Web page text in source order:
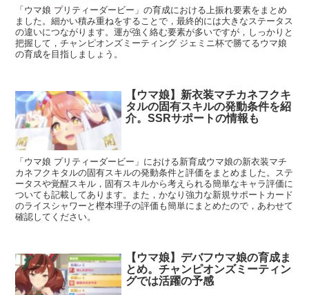
「ウマ娘 プリティーダービー」の育成における上振れ要素をまとめ
ました。細かい積み重ねをすることで，最終的には大きなステータス
の違いにつながります。運が強く絡む要素が多いですが，しっかりと
把握して，チャンピオンズミーティング ジェミニ杯で勝てるウマ娘
の育成を目指しましょう。
【ウマ娘】新衣装マチカネフクキ
タルの固有スキルの発動条件を紹
介。SSRサポートの情報も
「ウマ娘 プリティーダービー」における新育成ウマ娘の新衣装マチ
カネフクキタルの固有スキルの発動条件と評価をまとめました。ステ
ータスや覚醒スキル，固有スキルから考えられる簡単なキャラ評価に
ついても記載してあります。また，かなり強力な新規サポートカード
のライスシャワーと樫本理子の評価も簡単にまとめたので，あわせて
確認してください。
【ウマ娘】デバフウマ娘の育成ま
とめ。チャンピオンズミーティン
グでは活躍の予感